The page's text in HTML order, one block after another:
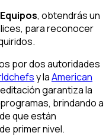
, obtendrás un
para reconocer
por dos autoridades
y laAmerican
garantiza la
brindando a
que están
primer nivel.